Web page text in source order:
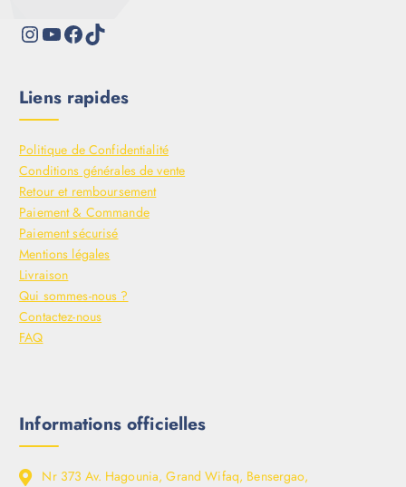
Liens rapides
Politique de Confidentialité
Conditions générales de vente
Retour et remboursement
Paiement & Commande
Paiement sécurisé
Mentions légales
Livraison
Qui sommes-nous ?
Contactez-nous
FAQ
Informations officielles
Nr 373 Av. Hagounia, Grand Wifaq, Bensergao,